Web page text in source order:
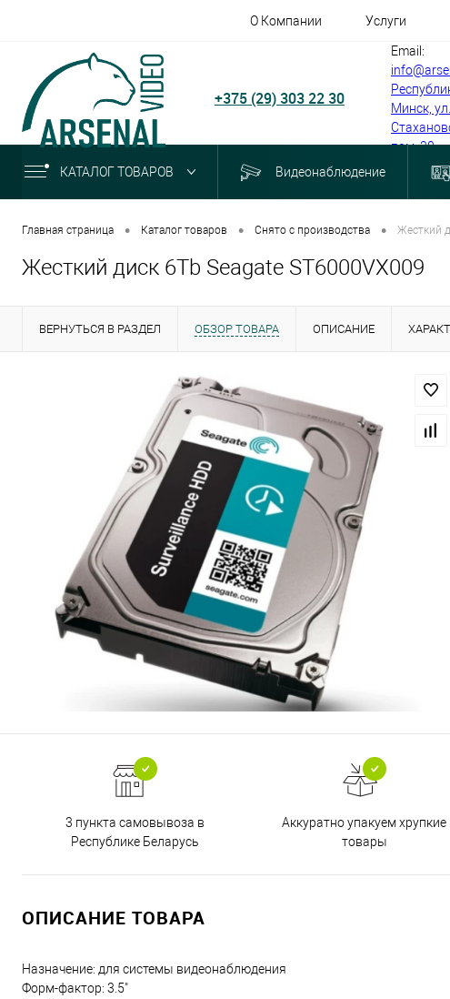
О Компании Услуги
+375 (29) 303 22 30
Email:
Минск, ул.
пом. 30
КАТАЛОГ ТОВАРОВ Видеонаблюдение
Главная страница • Каталог товаров • Снято с производства • Жесткий
Жесткий диск 6Tb Seagate ST6000VX009
ВЕРНУТЬСЯ В РАЗДЕЛ ОБЗОР ТОВАРА ОПИСАНИЕ
3 пункта самовывоза в
Республике Беларусь
Аккуратно упакуем хрупкие
товары
ОПИСАНИЕ ТОВАРА
Назначение: для системы видеонаблюдения
Форм-фактор: 3.5"